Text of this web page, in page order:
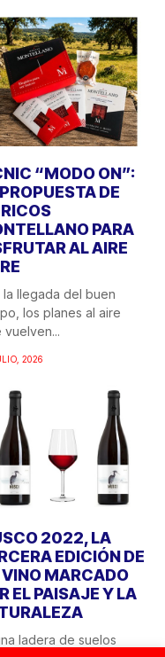
“MODO ON”:
DE
PARA
AL AIRE
la llegada del buen
los planes al aire
vuelven...
2026
2022, LA
EDICIÓN DE
VINO MARCADO
EL PAISAJE Y LA
ladera de suelos